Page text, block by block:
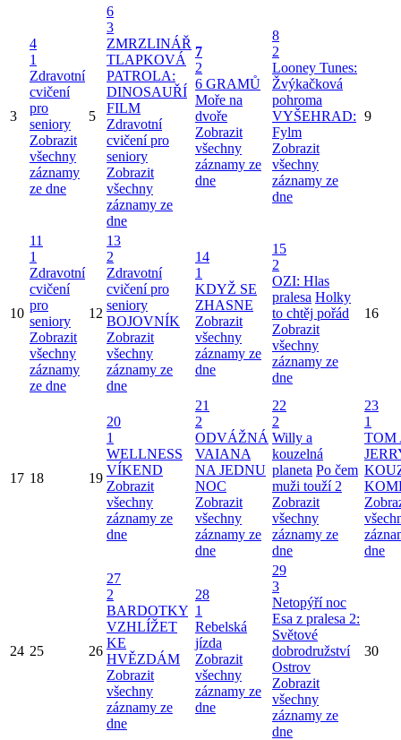
3
4
1
Zdravotní
cvičení
pro
seniory
Zobrazit
všechny
záznamy
ze dne
5
6
3
ZMRZLINÁŘ
TLAPKOVÁ
PATROLA:
DINOSAUŘÍ
FILM
Zdravotní
cvičení pro
seniory
Zobrazit
všechny
záznamy ze
dne
7
2
6 GRAMŮ
Moře na
dvoře
Zobrazit
všechny
záznamy ze
dne
8
2
Looney Tunes:
Žvýkačková
pohroma
VYŠEHRAD:
Fylm
Zobrazit
všechny
záznamy ze
dne
9
10
11
1
Zdravotní
cvičení
pro
seniory
Zobrazit
všechny
záznamy
ze dne
12
13
2
Zdravotní
cvičení pro
seniory
BOJOVNÍK
Zobrazit
všechny
záznamy ze
dne
14
1
KDYŽ SE
ZHASNE
Zobrazit
všechny
záznamy ze
dne
15
2
OZI: Hlas
pralesa Holky
to chtěj pořád
Zobrazit
všechny
záznamy ze
dne
16
17 18 19
20
1
WELLNESS
VÍKEND
Zobrazit
všechny
záznamy ze
dne
21
2
ODVÁŽNÁ
VAIANA
NA JEDNU
NOC
Zobrazit
všechny
záznamy ze
dne
22
2
Willy a
kouzelná
planeta Po čem
muži touží 2
Zobrazit
všechny
záznamy ze
dne
23
1
TOM
dne
24 25 26
27
2
BARDOTKY
VZHLÍŽET
KE
HVĚZDÁM
Zobrazit
všechny
záznamy ze
dne
28
1
Rebelská
jízda
Zobrazit
všechny
záznamy ze
dne
29
3
Netopýří noc
Esa z pralesa 2:
Světové
dobrodružství
Ostrov
Zobrazit
všechny
záznamy ze
dne
30